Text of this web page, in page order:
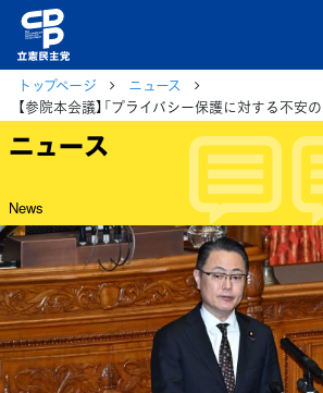
トップページ
ニュース
ニュース
News